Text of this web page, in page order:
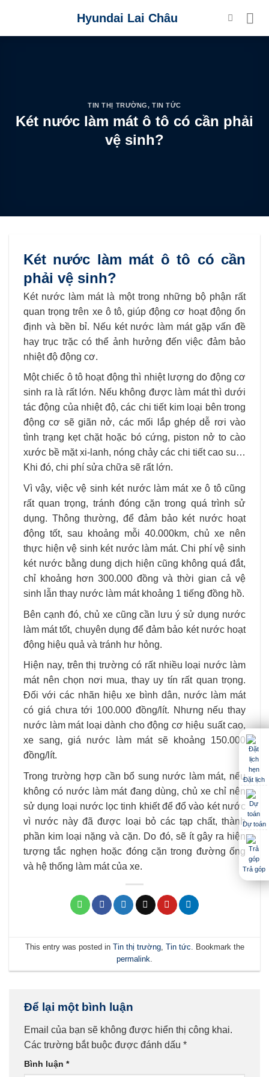
content
Hyundai Lai Châu
TIN THỊ TRƯỜNG,TIN TỨC
Két nước làm mát ô tô có cần phải
vệ sinh?
Két nước làm mát ô tô có cần
phải vệ sinh?
Két nước làm mát là một trong những bộ phận rất
quan trọng trên xe ô tô, giúp động cơ hoạt động ổn
định và bền bỉ. Nếu két nước làm mát gặp vấn đề
hay trục trặc có thể ảnh hưởng đến việc đảm bảo
nhiệt độ động cơ.
Một chiếc ô tô hoạt động thì nhiệt lượng do động cơ
sinh ra là rất lớn. Nếu không được làm mát thì dưới
tác động của nhiệt độ, các chi tiết kim loại bên trong
động cơ sẽ giãn nở, các mối lắp ghép dễ rơi vào
tình trạng kẹt chặt hoặc bó cứng, piston nở to cào
xước bề mặt xi-lanh, nóng chảy các chi tiết cao su…
Khi đó, chi phí sửa chữa sẽ rất lớn.
Vì vậy, việc vệ sinh két nước làm mát xe ô tô cũng
rất quan trọng, tránh đóng cặn trong quá trình sử
dụng. Thông thường, để đảm bảo két nước hoạt
động tốt, sau khoảng mỗi 40.000km, chủ xe nên
thực hiện vệ sinh két nước làm mát. Chi phí vệ sinh
két nước bằng dung dịch hiện cũng không quá đắt,
chỉ khoảng hơn 300.000 đồng và thời gian cả vệ
sinh lẫn thay nước làm mát khoảng 1 tiếng đồng hồ.
Bên cạnh đó, chủ xe cũng cần lưu ý sử dụng nước
làm mát tốt, chuyên dụng để đảm bảo két nước hoạt
động hiệu quả và tránh hư hỏng.
Hiện nay, trên thị trường có rất nhiều loại nước làm
mát nên chọn nơi mua, thay uy tín rất quan trọng.
Đối với các nhãn hiệu xe bình dân, nước làm mát
có giá chưa tới 100.000 đồng/lít. Nhưng nếu thay
nước làm mát loại dành cho động cơ hiệu suất cao,
xe sang, giá nước làm mát sẽ khoảng 150.000
đồng/lít.
Trong trường hợp cần bổ sung nước làm mát, nếu
không có nước làm mát đang dùng, chủ xe chỉ nên
sử dụng loại nước lọc tinh khiết để đổ vào két nước
vì nước này đã được loại bỏ các tạp chất, thành
phần kim loại nặng và cặn. Do đó, sẽ ít gây ra hiện
tượng tắc nghẹn hoặc đóng cặn trong đường ống
và hệ thống làm mát của xe.
This entry was posted in Tin thị trường, Tin tức. Bookmark the
permalink.
Để lại một bình luận
Email của bạn sẽ không được hiển thị công khai.
Các trường bắt buộc được đánh dấu *
Bình luận *
Đặt lịch
Dự toán
Trả góp